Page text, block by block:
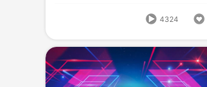
形式
1616
4324